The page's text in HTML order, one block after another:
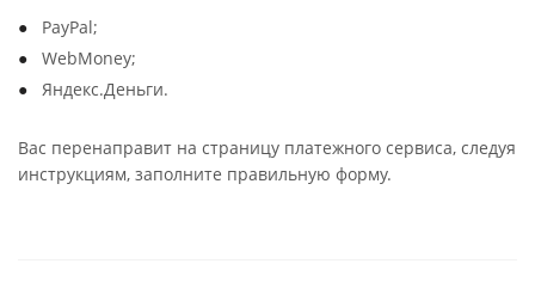
PayPal;
WebMoney;
Яндекс.Деньги.
Вас перенаправит на страницу платежного сервиса, следуя
инструкциям, заполните правильную форму.